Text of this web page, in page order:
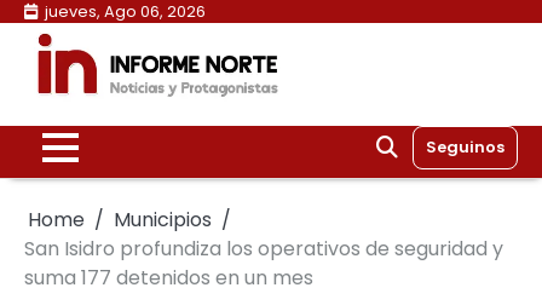
Skip
content
jueves, Ago 06, 2026
Seguinos
Home
Municipios
San Isidro profundiza los operativos de seguridad y
suma 177 detenidos en un mes